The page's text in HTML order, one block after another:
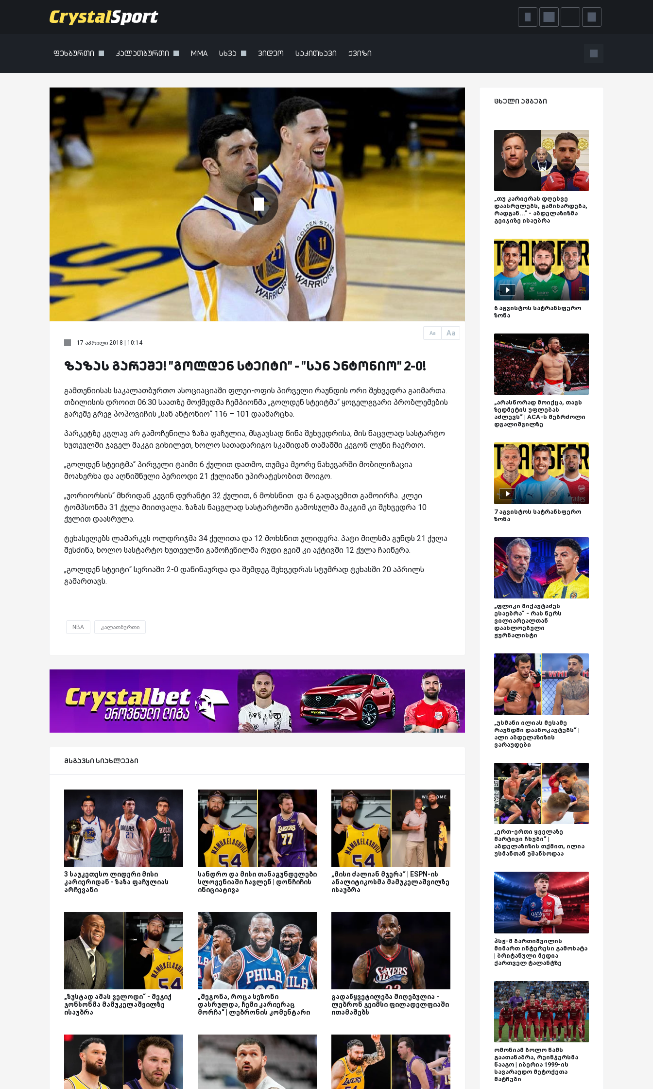
ფეხბურთი კალათბურთი MMA სხვა ვიდეო საკითხავი ქვიზი
Aa Aa
17 აპრილი 2018 | 10:14
ზაზას გარეშე! "გოლდენ სტეიტი" - "სან ანტონიო" 2-0!
გამთენიისას საკალათბურთო ასოციაციაში ფლეი-ოფის პირველი რაუნდის ორი შეხვედრა გაიმართა.
თბილისის დროით 06:30 საათზე მოქმედმა ჩემპიონმა „გოლდენ სტეიტმა“ ყოველგვარი პრობლემების
გარეშე გრეგ პოპოვიჩის „სან ანტონიო“ 116 – 101 დაამარცხა.
პარკეტზე კვლავ არ გამოჩენილა ზაზა ფაჩულია, მსგავსად წინა შეხვედრისა, მის ნაცვლად სასტარტო
ხუთეულში ჯაველ მაკგი ვიხილეთ, ხოლო სათადარიგო სკამიდან თამაშში კევონ ლუნი ჩაერთო.
„გოლდენ სტეიტმა“ პირველი ტაიმი 6 ქულით დათმო, თუმცა მეორე ნახევარში მობილიზაცია
მოახერხა და აღნიშნული პერიოდი 21 ქულიანი უპირატესობით მოიგო.
„უორიორსის“ მხრიდან კევინ დურანტი 32 ქულით, 6 მოხსნით და 6 გადაცემით გამოირჩა. კლეი
ტომპსონმა 31 ქულა მიითვალა. ზაზას ნაცვლად სასტარტოში გამოსულმა მაკგიმ კი შეხვედრა 10
ქულით დაასრულა.
ტეხასელებს ლამარკუს ოლდრიჯმა 34 ქულითა და 12 მოხსნით ულიდერა. პატი მილსმა გუნდს 21 ქულა
შესძინა, ხოლო სასტარტო ხუთეულში გამოჩენილმა რუდი გეიმ კი აქტივში 12 ქულა ჩაიწერა.
„გოლდენ სტეიტი“ სერიაში 2-0 დაწინაურდა და შემდეგ შეხვედრას სტუმრად ტეხასში 20 აპრილს
გამართავს.
NBA კალათბურთი
მსგავსი სიახლეები
3 საუკეთესო ლიდერი მისი
კარიერიდან - ზაზა ფაჩულიას
არჩევანი
სანდრო და მისი თანაგუნდელები
სლოვენიაში ჩავლენ | დონჩიჩის
ინიციატივა
„მისი ძალიან მჯერა“ | ESPN-ის
ანალიტიკოსმა მამუკელაშვილზე
ისაუბრა
„ზუსტად ამას ველოდი“ - მეჯიქ
ჯონსონმა მამუკელაშვილზე
ისაუბრა
„მეგონა, როცა სეზონი
დასრულდა, ჩემი კარიერაც
მორჩა“ | ლებრონის კომენტარი
გადაწყვეტილება მიღებულია -
ლებრონ ჯეიმსი ფილადელფიაში
ითამაშებს
ცხელი ამბები
„თუ კარიერას დღესვე
დაასრულებს, გამიხარდება,
რადგან...“ - აბდელაზიზმა
გეიჯიზე ისაუბრა
6 აგვისტოს სატრანსფერო
ზონა
„არასწორად მოიქცა, თავს
ზედმეტის უფლებას
აძლევს“ | ACA-ს მებრძოლი
დვალიშვილზე
7 აგვისტოს სატრანსფერო
ზონა
„ფლიკი მიქაუტაძეს
ესაუბრა“ - რას წერს
ვილიარეალთან
დაახლოებული
ჟურნალისტი
„უსმანი ილიას მესამე
რაუნდში დაანოკაუტებს“ |
ალი აბდელაზიზის
ვარაუდები
„ერთ-ერთი ყველაზე
მარტივი ჩხუბი“ |
აბდელაზიზის თქმით, ილია
უსმანთან უშანსოდაა
პსჟ-მ ბართიშვილის
მიმართ ინტერესი გამოხატა
| ბრიტანული მედია
ქართველ ტალანტზე
ომონიამ ბოლო წამს
გაათანაბრა, რეინჯერსმა
წააგო | იბერია 1999-ის
სავარაუდო მეტოქეთა
მატჩები